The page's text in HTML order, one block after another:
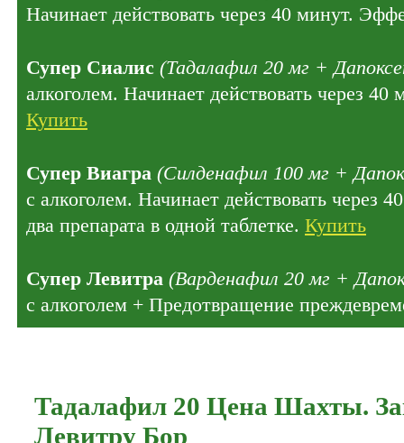
Начинает действовать через 40 минут.
Супер Сиалис (Тадалафил 20 мг +
алкоголем. Начинает действовать через
Купить
Супер Виагра (Силденафил 100 мг +
с алкоголем. Начинает действовать через
два препарата в одной таблетке. Купить
Супер Левитра (Варденафил 20 мг +
с алкоголем + Предотвращение
Тадалафил 20 Цена Шахты.
Левитру Бор